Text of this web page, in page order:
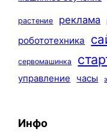
растение реклама
робототехника
сервомашинка
управление часы
Инфо